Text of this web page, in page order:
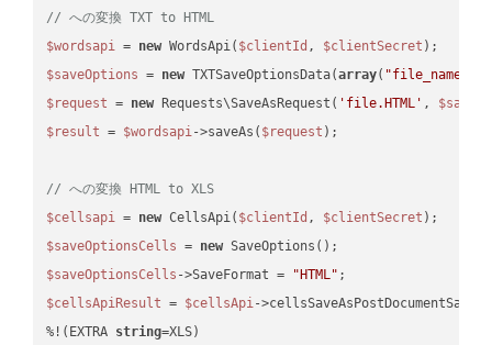
// への変換 TXT to HTML
$wordsapi = new WordsApi( $clientId , $clientSecret
$saveOptions = new TXTSaveOptionsData(array( "file_name"
$request = new Requests\SaveAsRequest( 'file.HTML' ,
$result = $wordsapi->saveAs( $request );
// への変換 HTML to XLS
$cellsapi = new CellsApi( $clientId , $clientSecret
$saveOptionsCells = new
$saveOptionsCells ->SaveFormat = "HTML"
$cellsApiResult = $cellsApi-
%!(EXTRA string=XLS)